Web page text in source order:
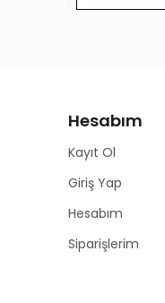
Hesabım
Kayıt Ol
Giriş Yap
Hesabım
Siparişlerim